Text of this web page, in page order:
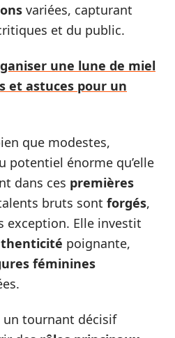
variées, capturant
et du public.
une lune de miel
et astuces pour un
que modestes,
potentiel énorme qu’elle
dans ces premières
bruts sont forgés,
exception. Elle investit
poignante,
féminines
un tournant décisif